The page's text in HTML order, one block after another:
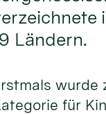
Ländern.
wurde
für